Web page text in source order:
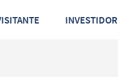
VISITANTE INVESTIDOR